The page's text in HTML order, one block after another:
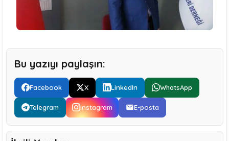
Bu yazıyı paylaşın:
Facebook X LinkedIn WhatsApp
Telegram Instagram E-posta